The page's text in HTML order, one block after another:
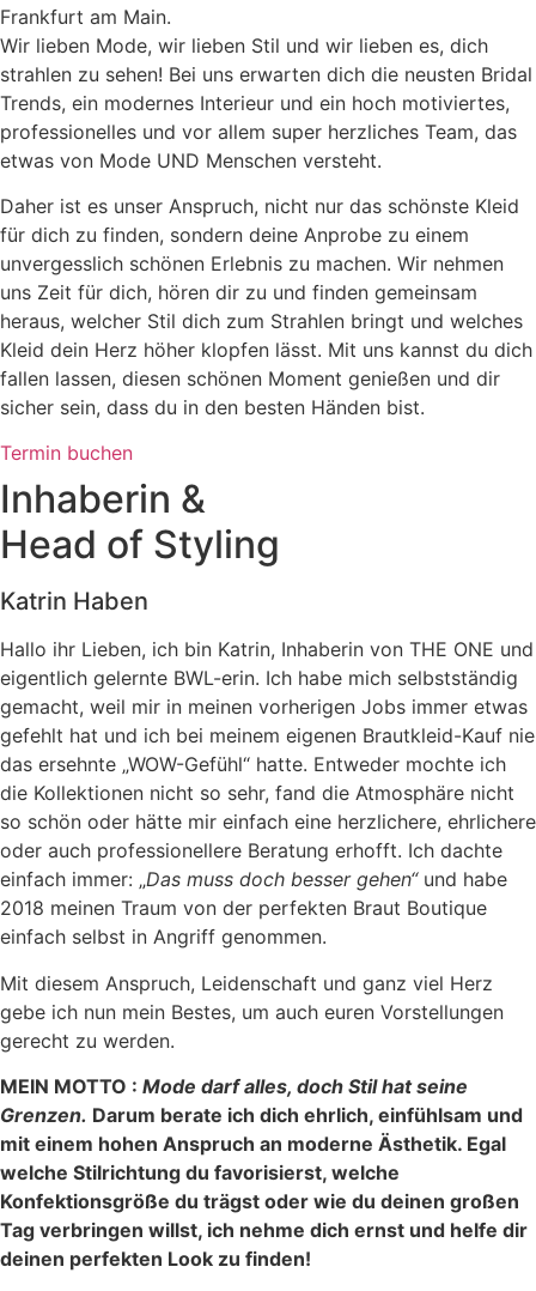
Frankfurt am Main.
Wir lieben Mode, wir lieben Stil und wir lieben es, dich
strahlen zu sehen! Bei uns erwarten dich die neusten Bridal
Trends, ein modernes Interieur und ein hoch motiviertes,
professionelles und vor allem super herzliches Team, das
etwas von Mode UND Menschen versteht.
Daher ist es unser Anspruch, nicht nur das schönste Kleid
für dich zu finden, sondern deine Anprobe zu einem
unvergesslich schönen Erlebnis zu machen. Wir nehmen
uns Zeit für dich, hören dir zu und finden gemeinsam
heraus, welcher Stil dich zum Strahlen bringt und welches
Kleid dein Herz höher klopfen lässt. Mit uns kannst du dich
fallen lassen, diesen schönen Moment genießen und dir
sicher sein, dass du in den besten Händen bist.
Termin buchen
Inhaberin &
Head of Styling
Katrin Haben
Hallo ihr Lieben, ich bin Katrin, Inhaberin von THE ONE und
eigentlich gelernte BWL-erin. Ich habe mich selbstständig
gemacht, weil mir in meinen vorherigen Jobs immer etwas
gefehlt hat und ich bei meinem eigenen Brautkleid-Kauf nie
das ersehnte „WOW-Gefühl“ hatte. Entweder mochte ich
die Kollektionen nicht so sehr, fand die Atmosphäre nicht
so schön oder hätte mir einfach eine herzlichere, ehrlichere
oder auch professionellere Beratung erhofft. Ich dachte
einfach immer: „Das muss doch besser gehen“und habe
2018 meinen Traum von der perfekten Braut Boutique
einfach selbst in Angriff genommen.
Mit diesem Anspruch, Leidenschaft und ganz viel Herz
gebe ich nun mein Bestes, um auch euren Vorstellungen
gerecht zu werden.
MEIN MOTTO : Mode darf alles, doch Stil hat seine
Grenzen. Darum berate ich dich ehrlich, einfühlsam und
mit einem hohen Anspruch an moderne Ästhetik. Egal
welche Stilrichtung du favorisierst, welche
Konfektionsgröße du trägst oder wie du deinen großen
Tag verbringen willst, ich nehme dich ernst und helfe dir
deinen perfekten Look zu finden!